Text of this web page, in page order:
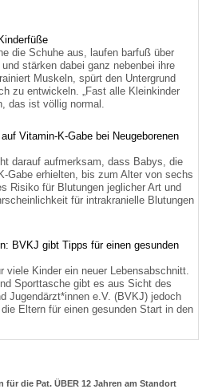
die Schuhe aus, laufen barfuß über
stärken dabei ganz nebenbei ihre
Muskeln, spürt den Untergrund
zu entwickeln. „Fast alle Kleinkinder
das ist völlig normal.
Vitamin-K-Gabe bei Neugeborenen
darauf aufmerksam, dass Babys, die
Gabe erhielten, bis zum Alter von sechs
Risiko für Blutungen jeglicher Art und
für intrakranielle Blutungen
BVKJ gibt Tipps für einen gesunden
viele Kinder ein neuer Lebensabschnitt.
Sporttasche gibt es aus Sicht des
Jugendärzt*innen e.V. (BVKJ) jedoch
Eltern für einen gesunden Start in den
die Pat. ÜBER 12 Jahren am Standort